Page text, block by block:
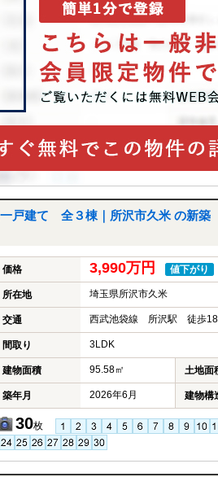
戸建て 全３棟｜所沢市久米 の新築
価格 3,990万円 値下がり
所在地 埼玉県所沢市久米
交通 西武池袋線 所沢駅 徒歩
間取り 3LDK
建物面積 95.58㎡ 土地面
築年月 2026年6月 建物構
30枚